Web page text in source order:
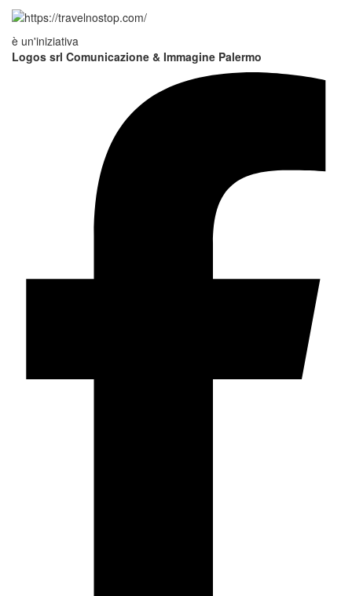
è un'iniziativa
Logos srl Comunicazione & Immagine Palermo